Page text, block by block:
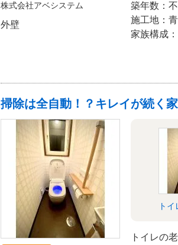
株式会社アベシステム
外壁
縁（どう
します。
を落とす
きます。
確認いた
の前後を
ね張りは
お住まい
築年数：
施工地：
家族構成
掃除は全自動！？キレイが続く
トイ
トイレの